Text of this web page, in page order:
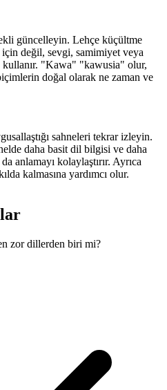
güncelleyin. Lehçe küçültme
değil, sevgi, samimiyet veya
kullanır. "Kawa" "kawusia" olur,
doğal olarak ne zaman ve
sahneleri tekrar izleyin.
daha basit dil bilgisi ve daha
anlamayı kolaylaştırır. Ayrıca
kalmasına yardımcı olur.
zor dillerden biri mi?